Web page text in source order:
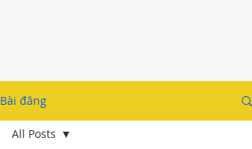
Bài đăng
All Posts